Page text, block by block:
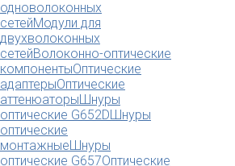
одноволоконных
сетейМодули для
двухволоконных
сетейВолоконно-оптические
компонентыОптические
адаптерыОптические
аттенюаторыШнуры
оптические G652DШнуры
оптические
монтажныеШнуры
оптические G657Оптические